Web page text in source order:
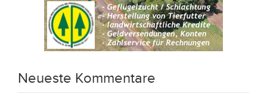
Neueste Kommentare